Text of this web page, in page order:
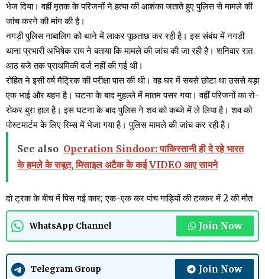
भेज दिया। वहीं मृतक के परिजनों ने हत्या की आशंका जताते हुए पुलिस से मामले की
जांच करने की मांग की है।
नगड़ी पुलिस नाबालिग को थाने में लाकर पूछताछ कर रही है। इस संबंध में नगड़ी
थाना प्रभारी अभिषेक राय ने बताया कि मामले की जांच की जा रही है। शनिवार रात
आठ बजे तक प्राथमिकी दर्ज नहीं की गई थी।
रोहित ने इसी वर्ष मैट्रिक की परीक्षा पास की थी। वह घर में सबसे छोटा था उससे बड़ा
एक भाई और बहन है। घटना के बाद मुहल्ले में मातम पसर गया। वहीं परिजनों का रो-
रोकर बुरा हाल है। इस घटना के बाद पुलिस ने शव को कब्जे में ले लिया है। शव को
पोस्टमार्टम के लिए रिम्स में भेजा गया है। पुलिस मामले की जांच कर रही है।
See also Operation Sindoor: पाकिस्तानी ही दे रहे भारत
के हमले के सबूत, मिसाइल अटैक के कई VIDEO आए सामने
दो ट्रक के बीच में पिस गई कार; एक-एक कर पांच गाड़ियों की टक्कर में 2 की मौत
WhatsApp Channel Join Now
Telegram Group Join Now